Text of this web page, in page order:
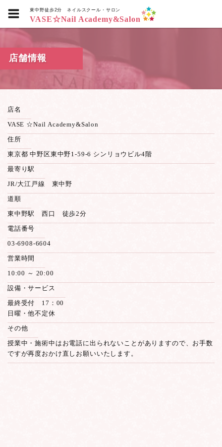
東中野徒歩2分ネイルスクール・サロン
VASE☆Nail Academy&Salon
店舗情報
店名
VASE ☆Nail Academy&Salon
住所
東京都 中野区東中野1-59-6 シンリョウビル4階
最寄り駅
JR/大江戸線 東中野
道順
東中野駅 西口 徒歩2分
電話番号
03-6908-6604
営業時間
10:00 ～ 20:00
設備・サービス
最終受付 17：00
日曜・他不定休
その他
授業中・施術中はお電話に出られないことがありますので、お手数
ですが再度おかけ直しお願いいたします。